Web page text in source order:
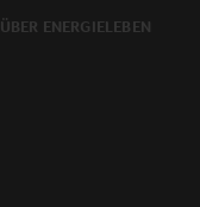
ÜBER ENERGIELEBEN